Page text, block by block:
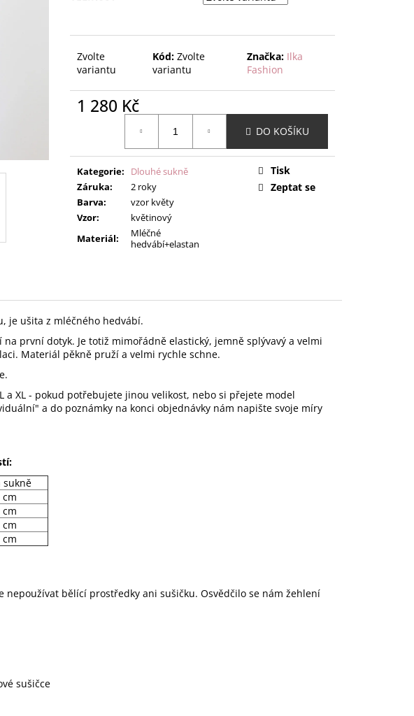
Zvolte
variantu
Kód: Zvolte
variantu
Značka: Ilka
Fashion
1 280 Kč
DO KOŠÍKU
Kategorie:
Dlouhé sukně
Záruka:
2 roky
Barva:
vzor květy
Vzor:
květinový
Materiál:
Mléčné
hedvábí+elastan
Tisk
Zeptat se
je ušita z mléčného hedvábí.
první dotyk. Je totiž mimořádně elastický, jemně splývavý a velmi
Materiál pěkně pruží a velmi rychle schne.
a XL - pokud potřebujete jinou velikost, nebo si přejete model
a do poznámky na konci objednávky nám napište svoje míry
sukně
cm
cm
cm
cm
nepoužívat bělící prostředky ani sušičku. Osvědčilo se nám žehlení